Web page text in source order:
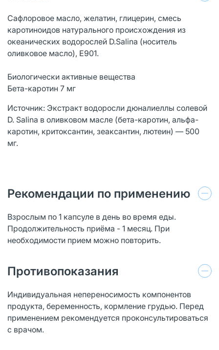
Сафлоровое масло, желатин, глицерин, смесь
каротиноидов натурального происхождения из
океанических водорослей D.Salina (носитель
оливковое масло), Е901.
Биологически активные вещества
Бета-каротин 7 мг
Источник: Экстракт водоросли дюналиеллы солевой
D. Salina в оливковом масле (бета-каротин, альфа-
каротин, критоксантин, зеаксантин, лютеин) — 500
мг.
Рекомендации по применению
Взрослым по 1 капсуле в день во время еды.
Продолжительность приёма - 1 месяц. При
необходимости прием можно повторить.
Противопоказания
Индивидуальная непереносимость компонентов
продукта, беременность, кормление грудью. Перед
применением рекомендуется проконсультироваться
с врачом.